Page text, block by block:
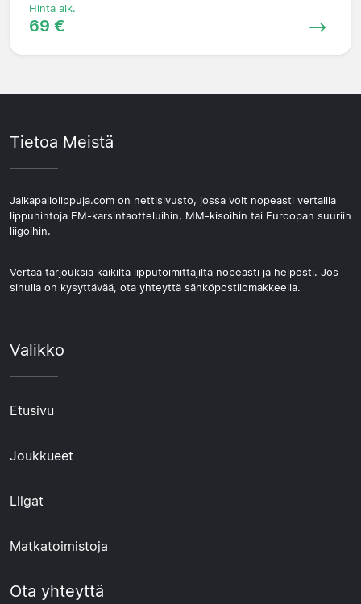
Hinta alk.
69 €
Tietoa Meistä
Jalkapallolippuja.com on nettisivusto, jossa voit nopeasti vertailla
lippuhintoja EM-karsintaotteluihin, MM-kisoihin tai Euroopan suuriin
liigoihin.
Vertaa tarjouksia kaikilta lipputoimittajilta nopeasti ja helposti. Jos
sinulla on kysyttävää, ota yhteyttä sähköpostilomakkeella.
Valikko
Etusivu
Joukkueet
Liigat
Matkatoimistoja
Ota yhteyttä